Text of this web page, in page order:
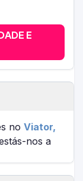
E
no Viator,
nos a